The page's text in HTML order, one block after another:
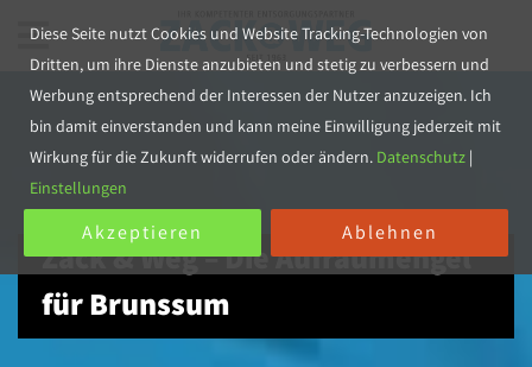
Zack & Weg – Die Aufräumengel
für Brunssum
Diese Seite nutzt Cookies und Website Tracking-Technologien von
Dritten, um ihre Dienste anzubieten und stetig zu verbessern und
Werbung entsprechend der Interessen der Nutzer anzuzeigen. Ich
bin damit einverstanden und kann meine Einwilligung jederzeit mit
Wirkung für die Zukunft widerrufen oder ändern. Datenschutz |
Einstellungen
Akzeptieren Ablehnen